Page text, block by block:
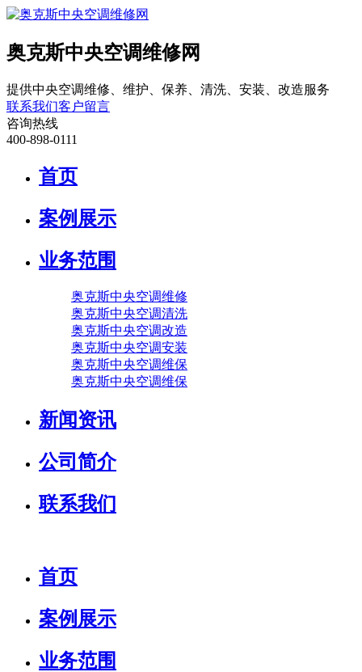
奥克斯中央空调维修网
提供中央空调维修、维护、保养、清洗、安装、改造服务
联系我们客户留言
咨询热线
400-898-0111
首页
案例展示
业务范围
奥克斯中央空调维修
奥克斯中央空调清洗
奥克斯中央空调改造
奥克斯中央空调安装
奥克斯中央空调维保
奥克斯中央空调维保
新闻资讯
公司简介
联系我们
首页
案例展示
业务范围